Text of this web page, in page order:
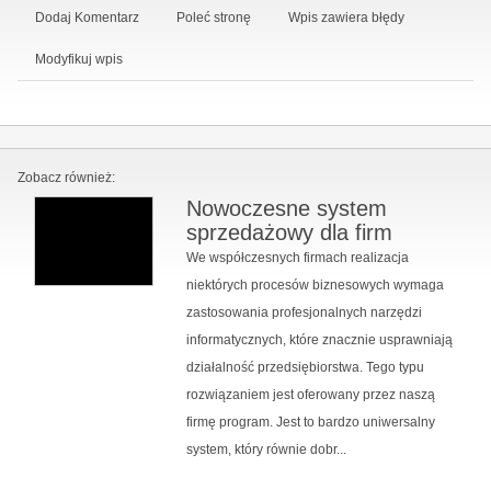
Dodaj Komentarz Poleć stronę Wpis zawiera błędy
Modyfikuj wpis
Zobacz również:
Nowoczesne system
sprzedażowy dla firm
We współczesnych firmach realizacja
niektórych procesów biznesowych wymaga
zastosowania profesjonalnych narzędzi
informatycznych, które znacznie usprawniają
działalność przedsiębiorstwa. Tego typu
rozwiązaniem jest oferowany przez naszą
firmę program. Jest to bardzo uniwersalny
system, który równie dobr...